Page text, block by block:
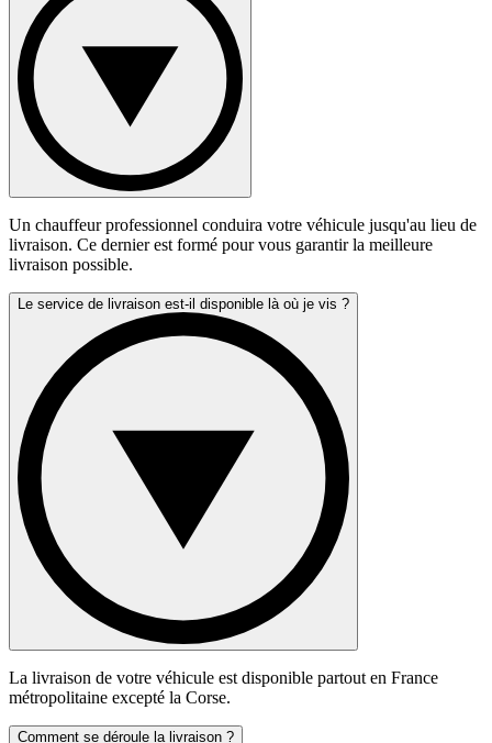
Un chauffeur professionnel conduira votre véhicule jusqu'au lieu de
livraison. Ce dernier est formé pour vous garantir la meilleure
livraison possible.
Le service de livraison est-il disponible là où je vis ?
La livraison de votre véhicule est disponible partout en France
métropolitaine excepté la Corse.
Comment se déroule la livraison ?